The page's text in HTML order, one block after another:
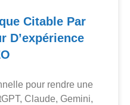
Citable Par
D’expérience
pour rendre une
Claude, Gemini,